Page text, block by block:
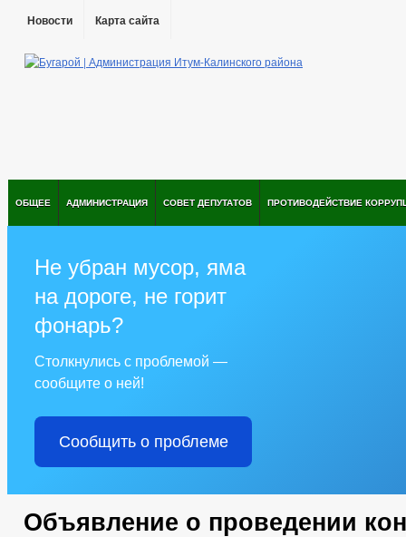
Новости Карта сайта
ОБЩЕЕ АДМИНИСТРАЦИЯ СОВЕТ ДЕПУТАТОВ ПРОТИВОДЕЙСТВИЕ
Не убран мусор, яма
на дороге, не горит
фонарь?
Столкнулись с проблемой —
сообщите о ней!
Сообщить о проблеме
Объявление о проведении